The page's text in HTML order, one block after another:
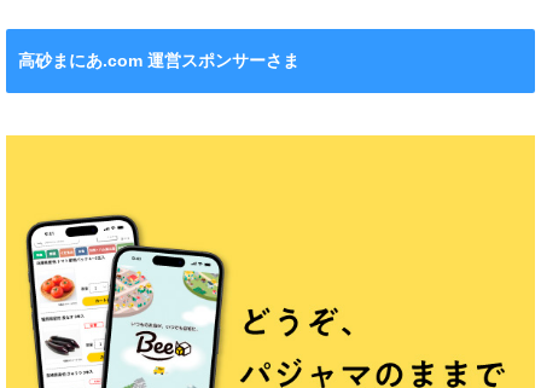
高砂まにあ.com 運営スポンサーさま